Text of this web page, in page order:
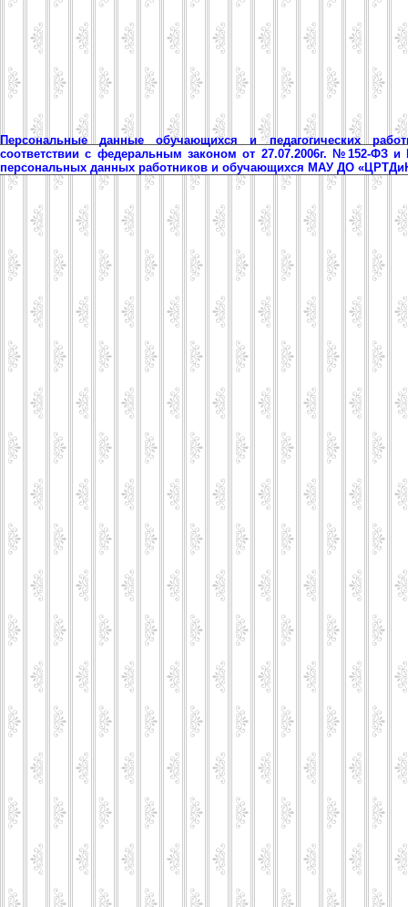
Персональные данные обучающихся и педагогических
соответствии с федеральным законом от 27.07.2006г. №152-ФЗ
персональных данных работников и обучающихся МАУ ДО